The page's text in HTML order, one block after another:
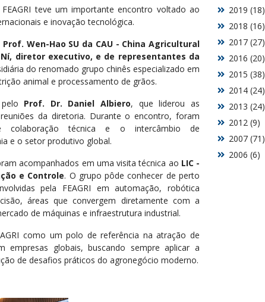
teve um importante encontro voltado ao
e inovação tecnológica.
Prof. Wen-Hao SU da CAU - ChinaAgricultural
Ní, diretor executivo, e de representantes da
do renomado grupo chinês especializado em
animal e processamento de grãos.
Prof. Dr. Daniel Albiero, que liderou as
da diretoria. Durante o encontro, foram
colaboração técnica e o intercâmbio de
e o setor produtivo global.
acompanhados em uma visita técnica ao LIC -
e Controle. O grupo pôde conhecer de perto
pela FEAGRI em automação, robótica
áreas que convergem diretamente com a
de máquinas e infraestrutura industrial.
como um polo de referência na atração de
empresas globais, buscando sempre aplicar a
de desafios práticos do agronegócio moderno.
2006 (6)
2007 (71)
2012 (9)
2013 (24)
2014 (24)
2015 (38)
2016 (20)
2017 (27)
2018 (16)
2019 (18)